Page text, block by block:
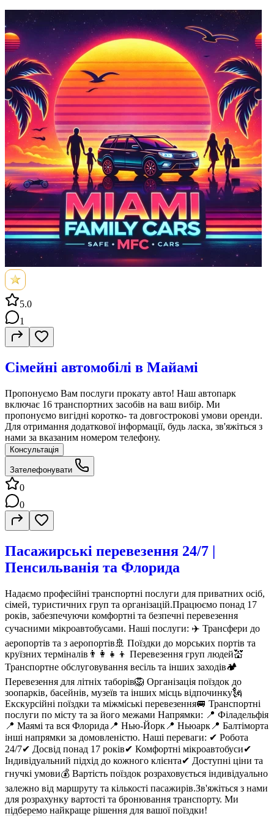
5.0
1
Сімейні автомобілі в Майамі
Пропонуємо Вам послуги прокату авто! Наш автопарк
включає 16 транспортних засобів на ваш вибір. Ми
пропонуємо вигідні коротко- та довгострокові умови оренди.
Для отримання додаткової інформації, будь ласка, зв'яжіться з
нами за вказаним номером телефону.
Консультація
Зателефонувати
0
0
Пасажирські перевезення 24/7 |
Пенсильванія та Флорида
Надаємо професійні транспортні послуги для приватних осіб,
сімей, туристичних груп та організацій.Працюємо понад 17
років, забезпечуючи комфортні та безпечні перевезення
сучасними мікроавтобусами. Наші послуги: ✈️ Трансфери до
аеропортів та з аеропортів🚢 Поїздки до морських портів та
круїзних терміналів👨‍👩‍👧‍👦 Перевезення груп людей💒
Транспортне обслуговування весіль та інших заходів🏕️
Перевезення для літніх таборів🦁 Організація поїздок до
зоопарків, басейнів, музеїв та інших місць відпочинку🗽
Екскурсійні поїздки та міжміські перевезення🚐 Транспортні
послуги по місту та за його межами Напрямки: 📍 Філадельфія
📍 Маямі та вся Флорида📍 Нью-Йорк📍 Ньюарк📍 Балтіморта
інші напрямки за домовленістю. Наші переваги: ✔ Робота
24/7✔ Досвід понад 17 років✔ Комфортні мікроавтобуси✔
Індивідуальний підхід до кожного клієнта✔ Доступні ціни та
гнучкі умови💰 Вартість поїздок розраховується індивідуально
залежно від маршруту та кількості пасажирів.Зв'яжіться з нами
для розрахунку вартості та бронювання транспорту. Ми
підберемо найкраще рішення для вашої поїздки!